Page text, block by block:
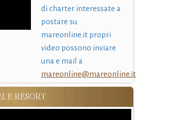
di charter interessate a
postare su
mareonline.it propri
video possono inviare
una e mail a
mareonline@mareonline.it
E RESORT